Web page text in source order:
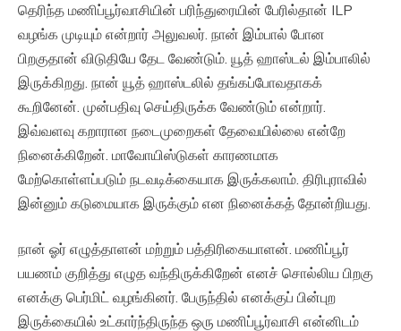
தெரிந்த மணிப்பூர்வாசியின் பரிந்துரையின் பேரில்தான் ILP
வழங்க முடியும் என்றார் அலுவலர். நான் இம்பால் போன
பிறகுதான் விடுதியே தேட வேண்டும். யூத் ஹாஸ்டல் இம்பாலில்
இருக்கிறது. நான் யூத் ஹாஸ்டலில் தங்கப்போவதாகக்
கூறினேன். முன்பதிவு செய்திருக்க வேண்டும் என்றார்.
இவ்வளவு கறாரான நடைமுறைகள் தேவையில்லை என்றே
நினைக்கிறேன். மாவோயிஸ்டுகள் காரணமாக
மேற்கொள்ளப்படும் நடவடிக்கையாக இருக்கலாம். திரிபுராவில்
இன்னும் கடுமையாக இருக்கும் என நினைக்கத் தோன்றியது.
நான் ஓர் எழுத்தாளன் மற்றும் பத்திரிகையாளன். மணிப்பூர்
பயணம் குறித்து எழுத வந்திருக்கிறேன் எனச் சொல்லிய பிறகு
எனக்கு பெர்மிட் வழங்கினர். பேருந்தில் எனக்குப் பின்புற
இருக்கையில் உட்கார்ந்திருந்த ஒரு மணிப்பூர்வாசி என்னிடம்